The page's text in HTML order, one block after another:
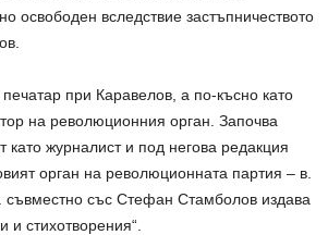
освободен вследствие застъпничеството
при Каравелов, а по-късно като
на революционния орган. Започва
като журналист и под негова редакция
орган на революционната партия – в.
съвместно със Стефан Стамболов издава
и стихотворения“.